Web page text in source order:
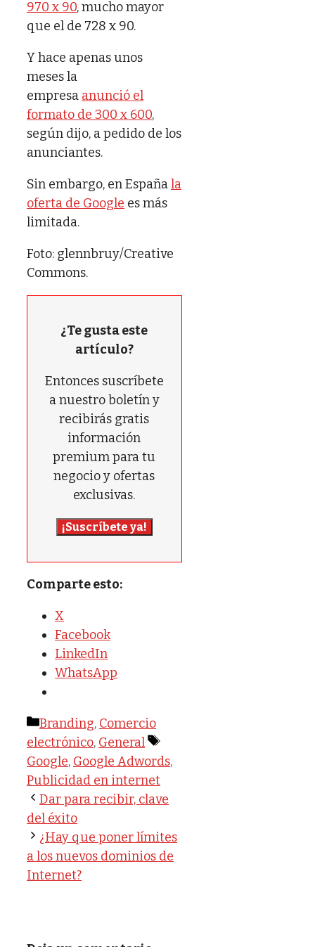
970 x 90, mucho mayor
que el de 728 x 90.
Y hace apenas unos
meses la
empresa anunció el
formato de 300 x 600,
según dijo, a pedido de los
anunciantes.
Sin embargo, en Españala
oferta de Google es más
limitada.
Foto: glennbruy/Creative
Commons.
¿Te gusta este
artículo?
Entonces suscríbete
a nuestro boletín y
recibirás gratis
información
premium para tu
negocio y ofertas
exclusivas.
¡Suscríbete ya!
Comparte esto:
X
Facebook
LinkedIn
WhatsApp
Categorías
Branding, Comercio
electrónico, General
Etiquetas
Google, Google Adwords,
Publicidad en internet
Dar para recibir, clave
del éxito
¿Hay que poner límites
a los nuevos dominios de
Internet?